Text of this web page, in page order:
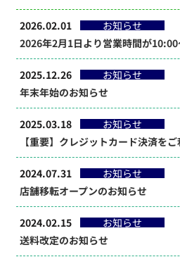
2026.02.01
お知らせ
2026年2月1日より営業時間が
2025.12.26
お知らせ
年末年始のお知らせ
2025.03.18
お知らせ
2024.07.31
お知らせ
店舗移転オープンのお知らせ
2024.02.15
お知らせ
送料改定のお知らせ